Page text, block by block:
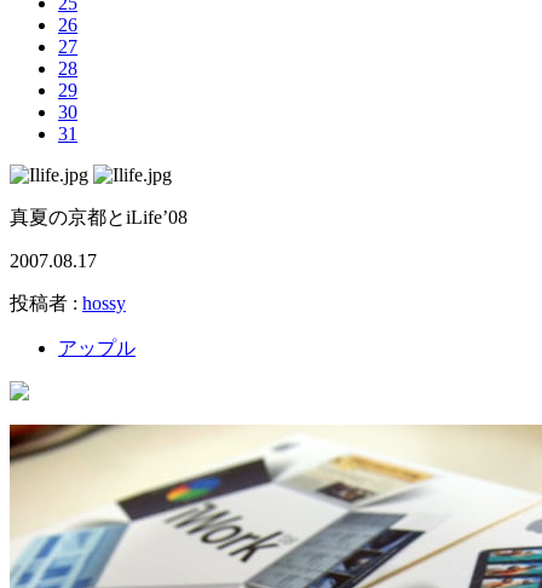
26
27
28
29
30
31
真夏の京都とiLife’08
2007.08.17
投稿者 : hossy
アップル